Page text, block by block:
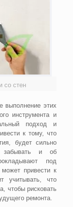
со стен
выполнение этих
инструмента и
подход и
к тому, что
будет сильно
забывать и об
под
привести к
учитывать, что
чтобы рисковать
ремонта.